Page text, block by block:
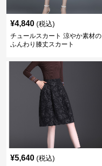
¥4,840 (税込)
チュールスカート 涼やか素材の
ふんわり膝丈スカート
¥5,640 (税込)